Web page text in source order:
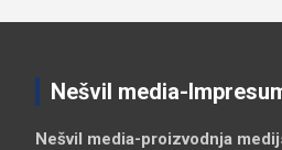
Nešvil media-
Nešvil media-proizvodnja